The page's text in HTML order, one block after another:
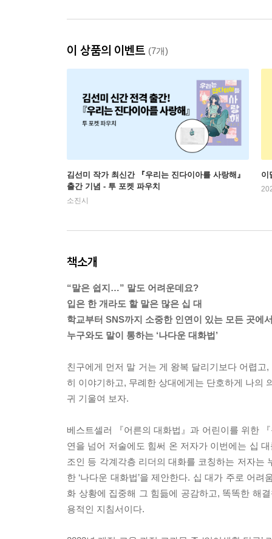
이 상품의 이벤트 (7개)
김선미 작가 최신간 『우리는 진다이아를 사랑해』
출간 기념 - 투 포켓 파우치
소진시
이
책소개
“말은 쉽지…” 말도 어려운데요?
입은 한 개라도 할 말은 많은 십 대
학교부터 SNS까지 소중한 인연이 있는 모든 곳에
누구와도 말이 통하는 ‘나다운 대화법’
친구에게 먼저 말 거는 게 왕복 달리기보다 어렵
히 이야기하고, 무례한 상대에게는 단호하게 나의
귀 기울여 보자.
베스트셀러 『어른의 대화법』과 어린이를 위한
연을 넘어 저술에도 힘써 온 저자가 이번에는 십
조인 등 각계각층 리더의 대화를 코칭하는 저자는
한 ‘나다운 대화법’을 제안한다. 십 대가 주로 어
화 상황에 집중해 그 힘듦에 공감하고, 똑똑한 해
용적인 지침서이다.